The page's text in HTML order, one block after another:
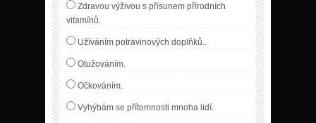
Zdravou výživou s přísunem přírodních
vitamínů.
Užíváním potravinových doplňků..
Otužováním.
Očkováním.
Vyhýbám se přítomnosti mnoha lidí.